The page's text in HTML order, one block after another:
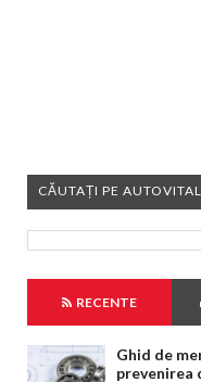
CĂUTAȚI PE
RECENTE
Ghid de
prevenirea